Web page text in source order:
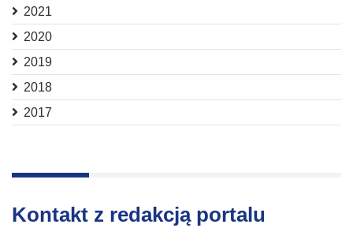
2021
2020
2019
2018
2017
Kontakt z redakcją portalu